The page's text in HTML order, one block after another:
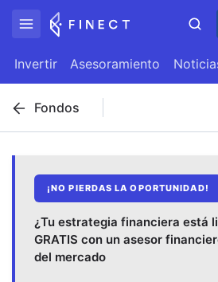
Invertir Asesoramiento
Fondos
¡NO PIERDAS LA OPORTUNIDAD!
¿Tu estrategia financiera está
GRATIS con un asesor
del mercado